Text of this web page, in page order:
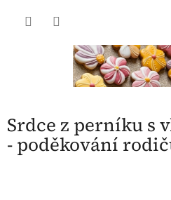
Srdce z perníku s
- poděkování